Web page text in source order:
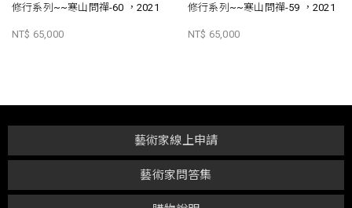
修行系列~~寒山問禪-60 ，2021
NT$ 65,000
修行系列~~寒山問禪-59 ，2021
NT$ 65,000
藝術家問答集
藝術家線上申請